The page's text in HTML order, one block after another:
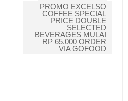
PROMO EXCELSO
COFFEE SPECIAL
PRICE DOUBLE
SELECTED
BEVERAGES MULAI
RP 65.000 ORDER
VIA GOFOOD